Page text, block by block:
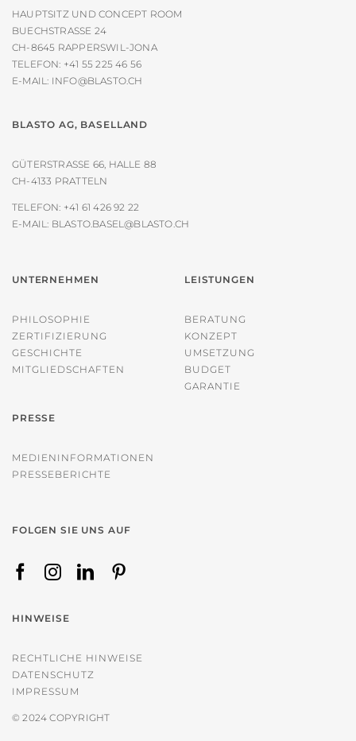
HAUPTSITZ UND CONCEPT ROOM
BUECHSTRASSE 24
CH-8645 RAPPERSWIL-JONA
TELEFON: +41 55 225 46 56
E-MAIL: INFO@BLASTO.CH
BLASTO AG, BASELLAND
GÜTERSTRASSE 66, HALLE 88
CH-4133 PRATTELN
TELEFON: +41 61 426 92 22
E-MAIL: BLASTO.BASEL@BLASTO.CH
UNTERNEHMEN
PHILOSOPHIE
ZERTIFIZIERUNG
GESCHICHTE
MITGLIEDSCHAFTEN
LEISTUNGEN
BERATUNG
KONZEPT
UMSETZUNG
BUDGET
GARANTIE
PRESSE
MEDIENINFORMATIONEN
PRESSEBERICHTE
FOLGEN SIE UNS AUF
HINWEISE
RECHTLICHE HINWEISE
DATENSCHUTZ
IMPRESSUM
© 2024 COPYRIGHT